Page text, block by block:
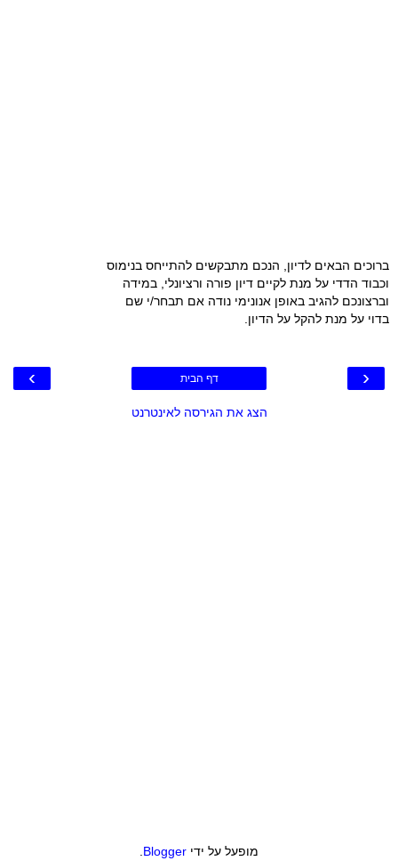
ברוכים הבאים לדיון, הנכם מתבקשים להתייחס בנימוס
וכבוד הדדי על מנת לקיים דיון פורה ורציונלי, במידה
וברצונכם להגיב באופן אנונימי נודה אם תבחר/י שם
בדוי על מנת להקל על הדיון.
‹
› דף הבית
הצג את הגירסה לאינטרנט
מופעל על ידי Blogger